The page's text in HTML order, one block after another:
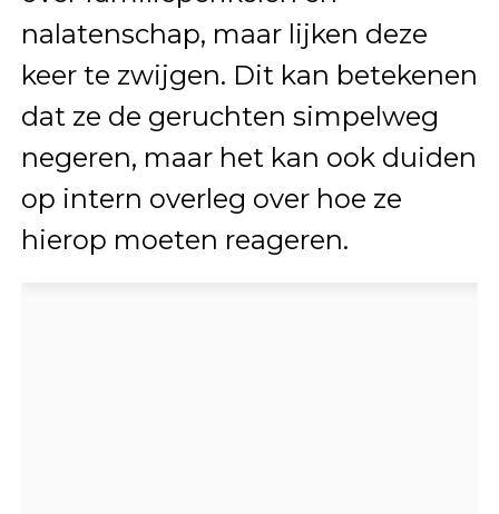
nalatenschap, maar lijken deze
keer te zwijgen. Dit kan betekenen
dat ze de geruchten simpelweg
negeren, maar het kan ook duiden
op intern overleg over hoe ze
hierop moeten reageren.